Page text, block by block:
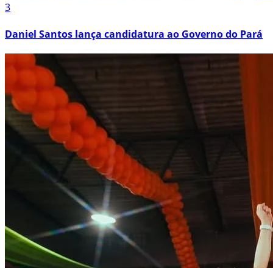
3
Daniel Santos lança candidatura ao Governo do Pará